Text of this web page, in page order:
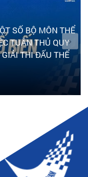
SỐ BỘ MÔN THỂ
TUÂN THỦ QUY
THI ĐẤU THỂ